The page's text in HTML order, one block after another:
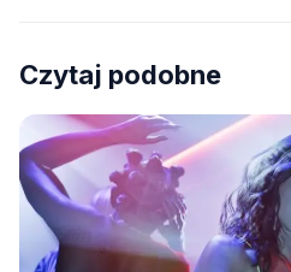
Czytaj podobne